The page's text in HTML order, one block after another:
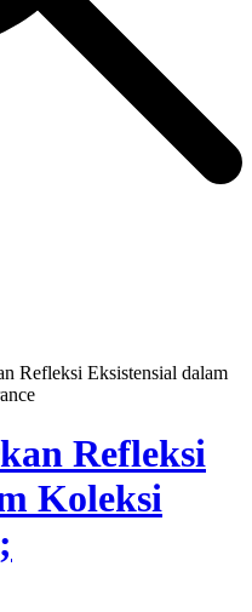
Refleksi Eksistensial dalam
Refleksi
Koleksi